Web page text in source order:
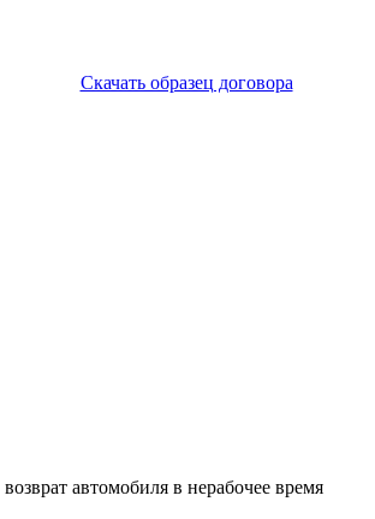
Скачать образец договора
автомобиля в нерабочее время